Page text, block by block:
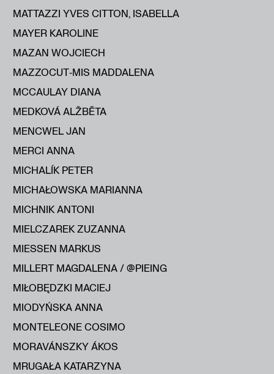
MATTAZZI YVES CITTON, ISABELLA
MAYER KAROLINE
MAZAN WOJCIECH
MAZZOCUT‑MIS MADDALENA
MCCAULAY DIANA
MEDKOVÁ ALŽBĔTA
MENCWEL JAN
MERCI ANNA
MICHALÍK PETER
MICHAŁOWSKA MARIANNA
MICHNIK ANTONI
MIELCZAREK ZUZANNA
MIESSEN MARKUS
MILLERT MAGDALENA / @PIEING
MIŁOBĘDZKI MACIEJ
MIODYŃSKA ANNA
MONTELEONE COSIMO
MORAVÁNSZKY ÁKOS
MRUGAŁA KATARZYNA